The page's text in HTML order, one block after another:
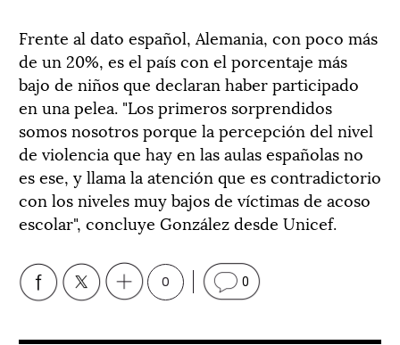
Frente al dato español, Alemania, con poco más
de un 20%, es el país con el porcentaje más
bajo de niños que declaran haber participado
en una pelea. "Los primeros sorprendidos
somos nosotros porque la percepción del nivel
de violencia que hay en las aulas españolas no
es ese, y llama la atención que es contradictorio
con los niveles muy bajos de víctimas de acoso
escolar", concluye González desde Unicef.
0 0